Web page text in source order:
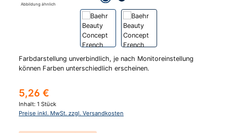
Abbildung ähnlich
Farbdarstellung unverbindlich, je nach Monitoreinstellung
können Farben unterschiedlich erscheinen.
Regulärer Preis:
5,26 €
Inhalt: 1 Stück
Preise inkl. MwSt. zzgl. Versandkosten